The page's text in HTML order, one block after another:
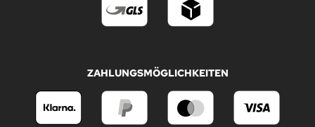
ZAHLUNGSMÖGLICHKEITEN